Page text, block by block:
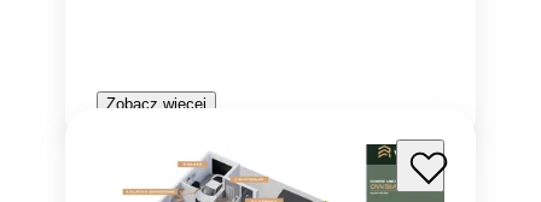
Zobacz więcej